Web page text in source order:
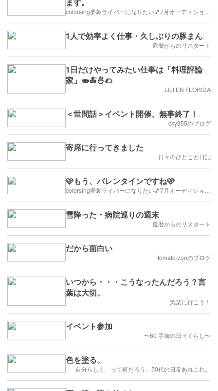
1人で効率よく仕事・久しぶりの豚まん
還暦からのリスタート
1日だけやってみたい仕事は「料理評論
家」🍣🍝🍜🌮
LILI EN FLORIDA
＜世間話＞イベント開催、無事終了！
cky355のブログ
寄席に行ってきました
日々のひとこと日記
🩷もう、バレンタインですね🩷
雪降った・病院巡りの週末
還暦からのリスタート
だから面白い
tomato-zooのブログ
いつから・・・こうなったんだろう？言
葉は大切。
気楽に行こう！
イベント参加
〜60 手前の日々くらし〜
色を塗る。
自分らしく、って何だろう。50代の日常あれこれ。